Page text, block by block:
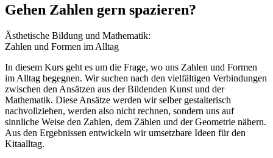
Gehen Zahlen gern spazieren?
Ästhetische Bildung und Mathematik:
Zahlen und Formen im Alltag
In diesem Kurs geht es um die Frage, wo uns Zahlen und Formen
im Alltag begegnen. Wir suchen nach den vielfältigen Verbindungen
zwischen den Ansätzen aus der Bildenden Kunst und der
Mathematik. Diese Ansätze werden wir selber gestalterisch
nachvollziehen, werden also nicht rechnen, sondern uns auf
sinnliche Weise den Zahlen, dem Zählen und der Geometrie nähern.
Aus den Ergebnissen entwickeln wir umsetzbare Ideen für den
Kitaalltag.